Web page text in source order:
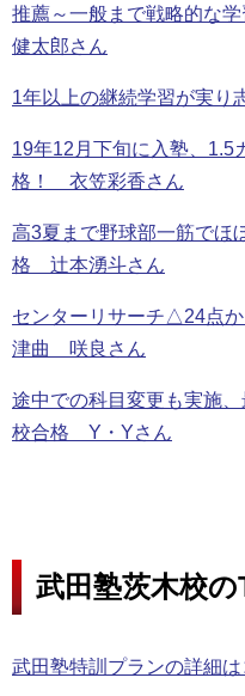
推薦～一般まで戦略的な
健太郎さん
1年以上の継続学習が実
19年12月下旬に入塾、1.5
格！ 衣笠彩香さん
高3夏まで野球部一筋で
格 辻本湧斗さん
センターリサーチ△24点
津曲 咲良さん
途中での科目変更も実施
校合格 Y・Yさん
武田塾茨木校
武田塾特訓プランの詳細は